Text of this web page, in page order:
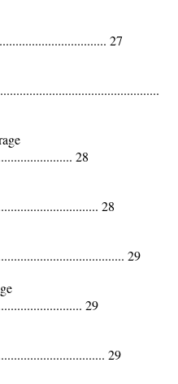
27
28
28
29
29
29